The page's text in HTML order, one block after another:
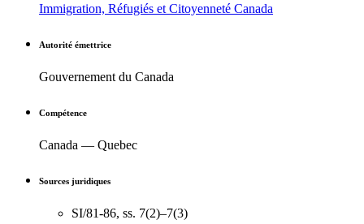
Immigration, Réfugiés et Citoyenneté Canada
Autorité émettrice
Gouvernement du Canada
Compétence
Canada — Quebec
Sources juridiques
SI/81-86, ss. 7(2)–7(3)